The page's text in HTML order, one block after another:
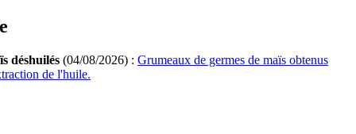
déshuilés (04/08/2026) : Grumeaux de germes de maïs obtenus
de l'huile.